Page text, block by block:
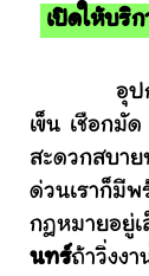
เปิดให้บริ
อุปกรณ์ใ
เข็น เชือกมั
สะดวกสบา
ด่วนเราก็มีพ
กฎหมายอยู่เ
นทร์ถ้าวิ่งงา